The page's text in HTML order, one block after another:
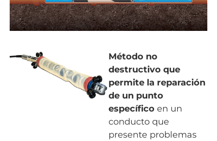
Método no
destructivo que
permite la reparación
de un punto
específico en un
conducto que
presente problemas